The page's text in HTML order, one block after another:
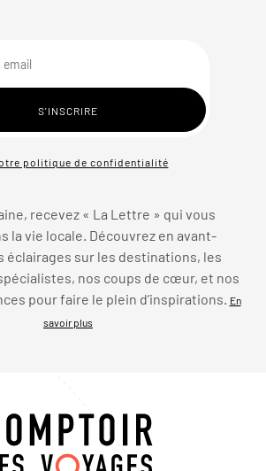
politique de confidentialité
recevez « La Lettre » qui vous
la vie locale. Découvrez en avant-
éclairages sur les destinations, les
nos coups de cœur, et nos
pour faire le plein d’inspirations. En
savoir plus